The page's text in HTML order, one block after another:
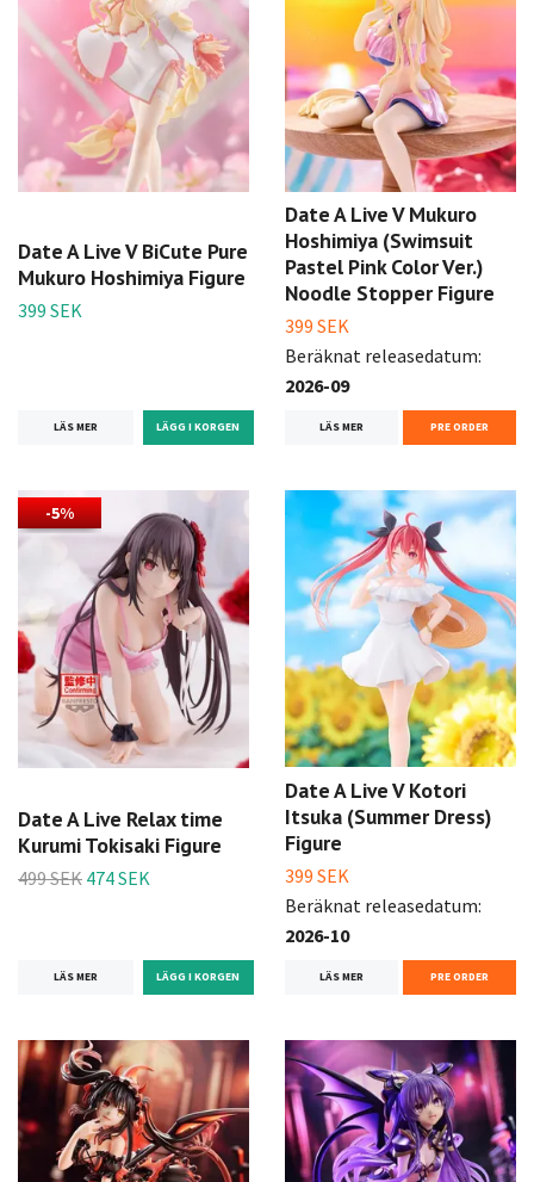
Date A Live V BiCute Pure
Mukuro Hoshimiya Figure
399 SEK
LÄS MER
Date A Live V Mukuro
Hoshimiya (Swimsuit
Pastel Pink Color Ver.)
Noodle Stopper Figure
399 SEK
Beräknat releasedatum:
2026-09
LÄS MER PRE ORDER
-5%
Date A Live Relax time
Kurumi Tokisaki Figure
499 SEK 474 SEK
LÄS MER
Date A Live V Kotori
Itsuka (Summer Dress)
Figure
399 SEK
Beräknat releasedatum:
2026-10
LÄS MER PRE ORDER